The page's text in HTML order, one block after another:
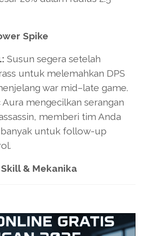
Spike
Susun segera setelah
untuk melemahkan DPS
war mid–late game.
Aura mengecilkan serangan
memberi tim Anda
untuk follow-up
& Mekanika